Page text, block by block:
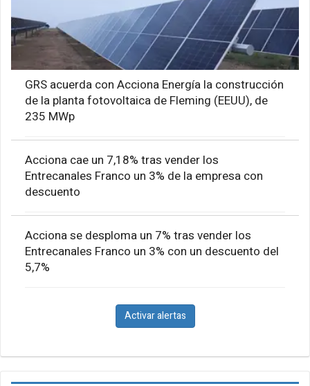
GRS acuerda con Acciona Energía la construcción
de la planta fotovoltaica de Fleming (EEUU), de
235 MWp
Acciona cae un 7,18% tras vender los
Entrecanales Franco un 3% de la empresa con
descuento
Acciona se desploma un 7% tras vender los
Entrecanales Franco un 3% con un descuento del
5,7%
Activar alertas